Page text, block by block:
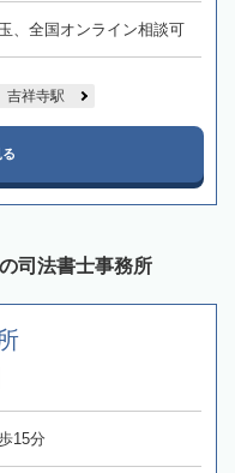
、全国オンライン相談可
吉祥寺駅
司法書士事務所
15分